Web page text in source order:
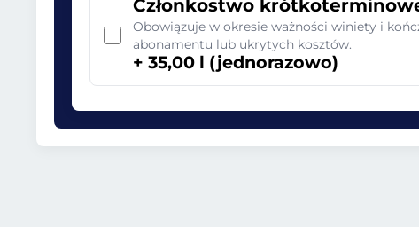
Członkostwo
Obowiązuje w okresie ważności winiety i
abonamentu lub ukrytych kosztów.
+ 35,00 l (jednorazowo)